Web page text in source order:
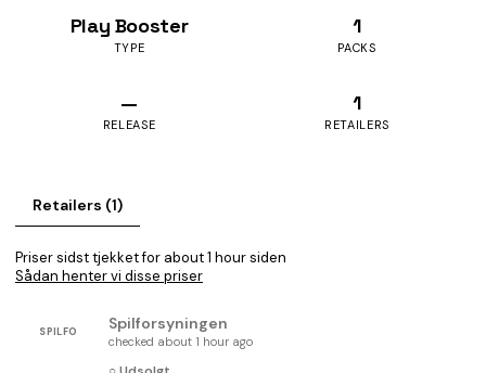
Play Booster
TYPE
1
PACKS
—
RELEASE
1
RETAILERS
Retailers (1)
Priser sidst tjekket for about 1 hour siden
Sådan henter vi disse priser
SPILFO Spilforsyningen
checked about 1 hour ago